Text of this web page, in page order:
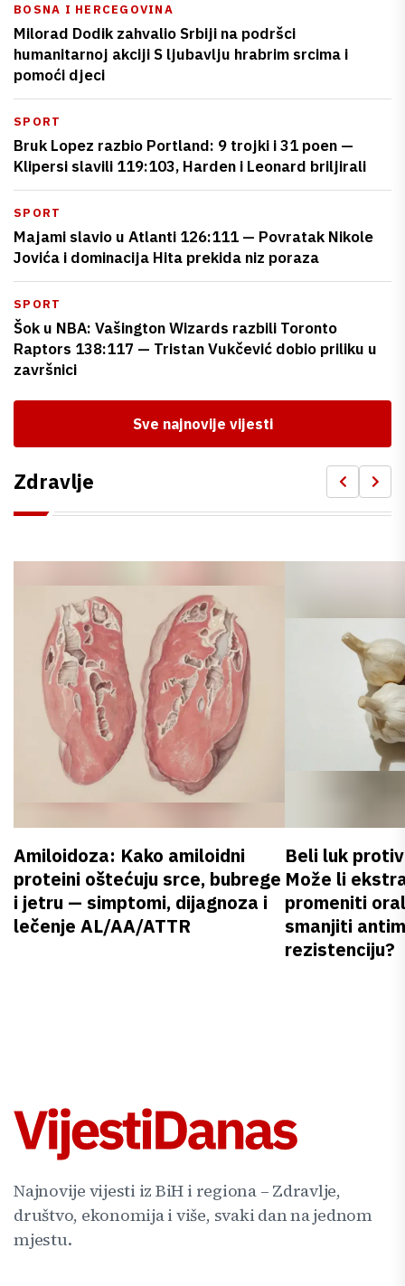
BOSNA I HERCEGOVINA
Milorad Dodik zahvalio Srbiji na podršci
humanitarnoj akciji S ljubavlju hrabrim srcima i
pomoći djeci
SPORT
Bruk Lopez razbio Portland: 9 trojki i 31 poen —
Klipersi slavili 119:103, Harden i Leonard briljirali
SPORT
Majami slavio u Atlanti 126:111 — Povratak Nikole
Jovića i dominacija Hita prekida niz poraza
SPORT
Šok u NBA: Vašington Wizards razbili Toronto
Raptors 138:117 — Tristan Vukčević dobio priliku u
završnici
Sve najnovije vijesti
Zdravlje
Amiloidoza: Kako amiloidni
proteini oštećuju srce, bubrege
i jetru — simptomi, dijagnoza i
lečenje AL/AA/ATTR
Beli luk
Može li
promeniti
smanjiti
rezistenciju?
Najnovije vijesti iz BiH i regiona – Zdravlje,
društvo, ekonomija i više, svaki dan na jednom
mjestu.